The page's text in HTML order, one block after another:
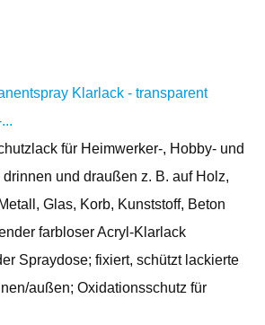
Klarlack - transparent
für Heimwerker-, Hobby- und
und draußen z. B. auf Holz,
Glas, Korb, Kunststoff, Beton
farbloser Acryl-Klarlack
Spraydose; fixiert, schützt lackierte
außen; Oxidationsschutz für